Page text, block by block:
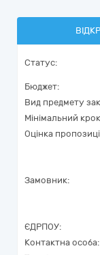
Статус:
Бюджет:
Вид предмету
Мінімальний
Оцінка
Замовник:
ЄДРПОУ:
Контактна особа: